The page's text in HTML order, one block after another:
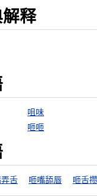
释
咀味
咂咂
舌 咂嘴舔唇 咂舌